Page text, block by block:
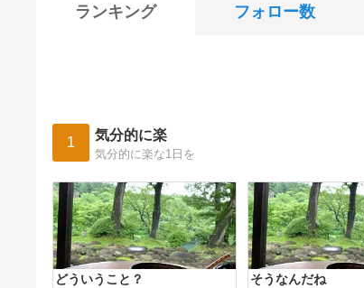
ランキング フォロー数
1 気分的に楽
気分的に楽な1日を
どういうこと？ そうなんだね